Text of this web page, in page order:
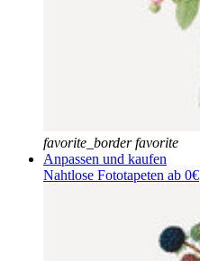
favorite_border favorite
Anpassen und kaufen
Nahtlose Fototapeten ab 0€